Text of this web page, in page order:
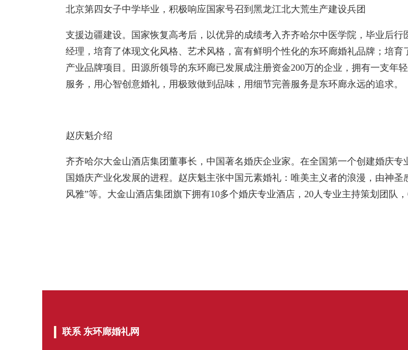
北京第四女子中学毕业，积极响应国家号召到黑龙江北大荒生产建设兵团
支援边疆建设。国家恢复高考后，以优异的成绩考入齐齐哈尔中医学院，毕业后行
经理，培育了体现文化风格、艺术风格，富有鲜明个性化的东环廊婚礼品牌；培育
产业品牌项目。田源所领导的东环廊已发展成注册资金200万的企业，拥有一支年
服务，用心智创意婚礼，用极致做到品味，用细节完善服务是东环廊永远的追求。
赵庆魁介绍
齐齐哈尔大金山酒店集团董事长，中国著名婚庆企业家。在全国第一个创建婚庆
国婚庆产业化发展的进程。赵庆魁主张中国元素婚礼：唯美主义者的浪漫，由神
风雅”等。大金山酒店集团旗下拥有10多个婚庆专业酒店，20人专业主持策划团队
联系 东环廊婚礼网